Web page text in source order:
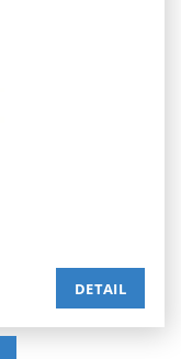
DETAIL